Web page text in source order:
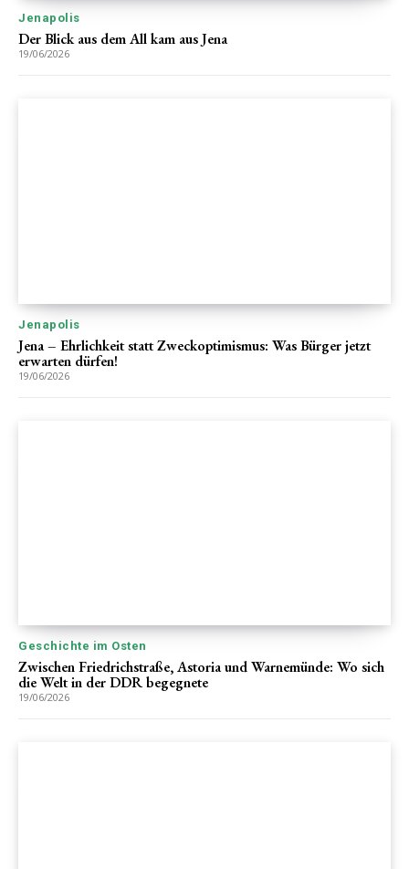
Jenapolis
Der Blick aus dem All kam aus Jena
19/06/2026
Jenapolis
Jena – Ehrlichkeit statt Zweckoptimismus: Was Bürger jetzt
erwarten dürfen!
19/06/2026
Geschichte im Osten
Zwischen Friedrichstraße, Astoria und Warnemünde: Wo sich
die Welt in der DDR begegnete
19/06/2026